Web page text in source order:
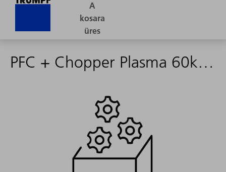
PFC + Chopper Plasma 60kW - 1615970